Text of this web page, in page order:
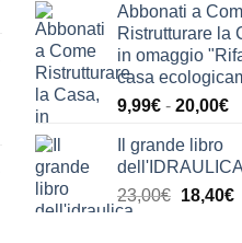
era:
24,00€.
Abbonati a
Ristrutturare la
in omaggio
casa
9,99€ - 20,00€
Il grande libro
dell'IDRAULICA
23,00€ Il
18,40€Il